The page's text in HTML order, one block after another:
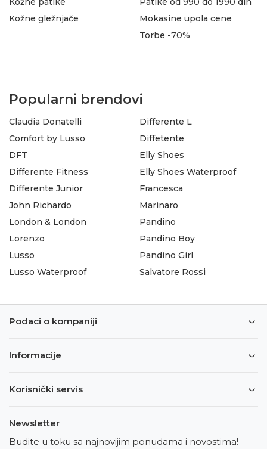
Kožne gležnjače
Mokasine upola cene
Torbe -70%
Popularni brendovi
Claudia Donatelli
Comfort by Lusso
DFT
Differente Fitness
Differente Junior
Differente L
Diffetente
Elly Shoes
Elly Shoes Waterproof
Francesca
John Richardo
London & London
Lorenzo
Lusso
Lusso Waterproof
Marinaro
Pandino
Pandino Boy
Pandino Girl
Salvatore Rossi
Podaci o kompaniji
Informacije
Korisnički servis
Newsletter
Budite u toku sa najnovijim ponudama i novostima!